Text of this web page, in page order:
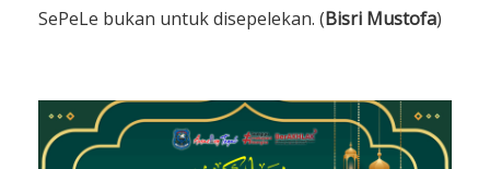
SePeLe bukan untuk disepelekan. (Bisri Mustofa)